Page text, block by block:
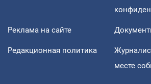
Реклама на сайте
Редакционная политика
месте